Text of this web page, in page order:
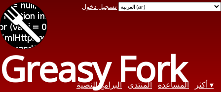
Greasy Fork
تسجيل دخول
البرامج النصية المنتدى المساعدة أكثر